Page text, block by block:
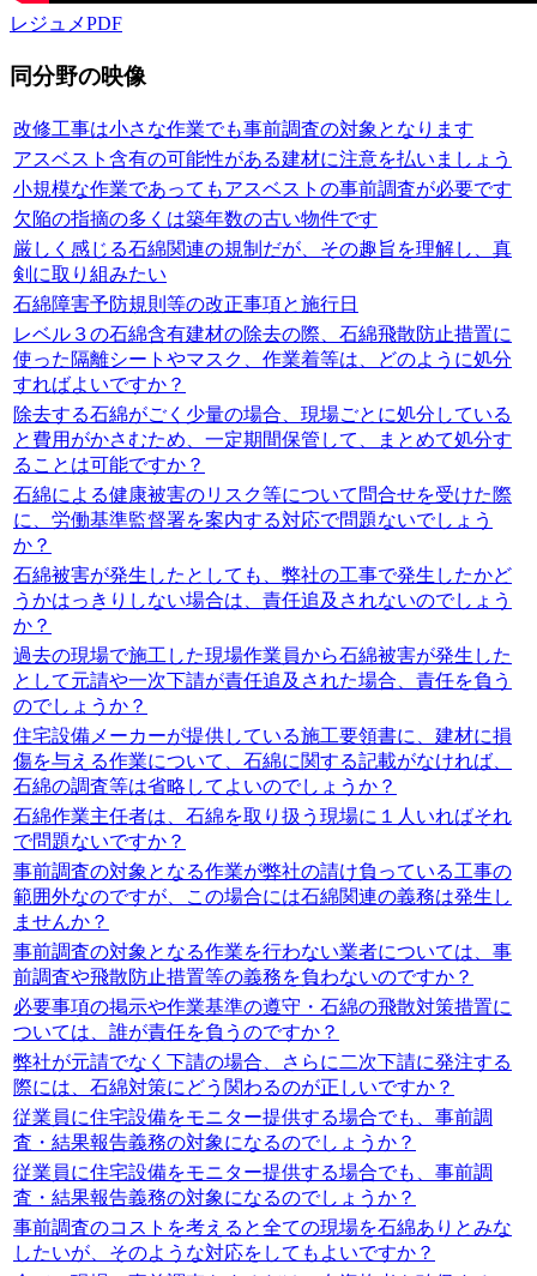
レジュメPDF
同分野の映像
改修工事は小さな作業でも事前調査の対象となります
アスベスト含有の可能性がある建材に注意を払いましょう
小規模な作業であってもアスベストの事前調査が必要です
欠陥の指摘の多くは築年数の古い物件です
厳しく感じる石綿関連の規制だが、その趣旨を理解し、真
剣に取り組みたい
石綿障害予防規則等の改正事項と施行日
レベル３の石綿含有建材の除去の際、石綿飛散防止措置に
使った隔離シートやマスク、作業着等は、どのように処分
すればよいですか？
除去する石綿がごく少量の場合、現場ごとに処分している
と費用がかさむため、一定期間保管して、まとめて処分す
ることは可能ですか？
石綿による健康被害のリスク等について問合せを受けた際
に、労働基準監督署を案内する対応で問題ないでしょう
か？
石綿被害が発生したとしても、弊社の工事で発生したかど
うかはっきりしない場合は、責任追及されないのでしょう
か？
過去の現場で施工した現場作業員から石綿被害が発生した
として元請や一次下請が責任追及された場合、責任を負う
のでしょうか？
住宅設備メーカーが提供している施工要領書に、建材に損
傷を与える作業について、石綿に関する記載がなければ、
石綿の調査等は省略してよいのでしょうか？
石綿作業主任者は、石綿を取り扱う現場に１人いればそれ
で問題ないですか？
事前調査の対象となる作業が弊社の請け負っている工事の
範囲外なのですが、この場合には石綿関連の義務は発生し
ませんか？
事前調査の対象となる作業を行わない業者については、事
前調査や飛散防止措置等の義務を負わないのですか？
必要事項の掲示や作業基準の遵守・石綿の飛散対策措置に
ついては、誰が責任を負うのですか？
弊社が元請でなく下請の場合、さらに二次下請に発注する
際には、石綿対策にどう関わるのが正しいですか？
従業員に住宅設備をモニター提供する場合でも、事前調
査・結果報告義務の対象になるのでしょうか？
従業員に住宅設備をモニター提供する場合でも、事前調
査・結果報告義務の対象になるのでしょうか？
事前調査のコストを考えると全ての現場を石綿ありとみな
したいが、そのような対応をしてもよいですか？